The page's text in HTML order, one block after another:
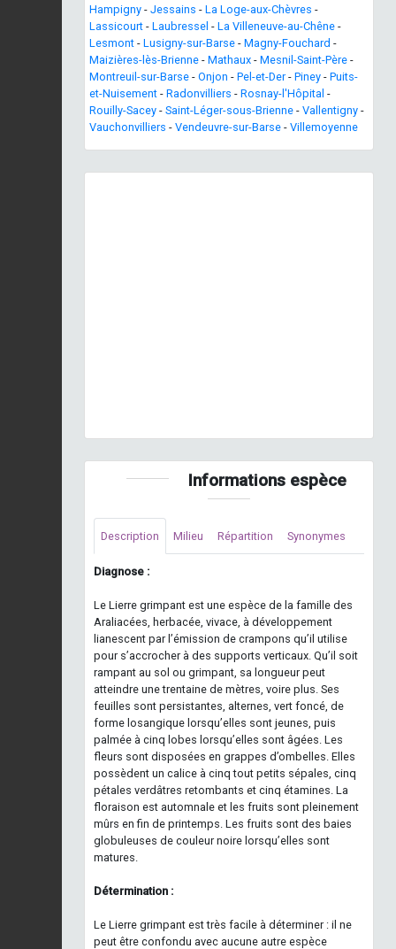
Hampigny - Jessains - La Loge-aux-Chèvres -
Lassicourt - Laubressel - La Villeneuve-au-Chêne -
Lesmont - Lusigny-sur-Barse - Magny-Fouchard -
Maizières-lès-Brienne - Mathaux - Mesnil-Saint-Père -
Montreuil-sur-Barse - Onjon - Pel-et-Der- Piney - Puits-
et-Nuisement - Radonvilliers - Rosnay-l'Hôpital -
Rouilly-Sacey - Saint-Léger-sous-Brienne - Vallentigny -
Vauchonvilliers - Vendeuvre-sur-Barse - Villemoyenne
Informations espèce
Description Milieu Répartition Synonymes
Diagnose :
Le Lierre grimpant est une espèce de la famille des
Araliacées, herbacée, vivace, à développement
lianescent par l’émission de crampons qu’il utilise
pour s’accrocher à des supports verticaux. Qu’il soit
rampant au sol ou grimpant, sa longueur peut
atteindre une trentaine de mètres, voire plus. Ses
feuilles sont persistantes, alternes, vert foncé, de
forme losangique lorsqu’elles sont jeunes, puis
palmée à cinq lobes lorsqu’elles sont âgées. Les
fleurs sont disposées en grappes d’ombelles. Elles
possèdent un calice à cinq tout petits sépales, cinq
pétales verdâtres retombants et cinq étamines. La
floraison est automnale et les fruits sont pleinement
mûrs en fin de printemps. Les fruits sont des baies
globuleuses de couleur noire lorsqu’elles sont
matures.
Détermination :
Le Lierre grimpant est très facile à déterminer : il ne
peut être confondu avec aucune autre espèce